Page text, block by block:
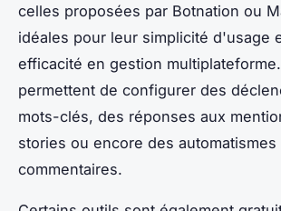
celles proposées par Botnation ou
idéales pour leur simplicité d'usage
efficacité en gestion
permettent de configurer des
mots-clés, des réponses aux
stories ou encore des automatismes
commentaires.